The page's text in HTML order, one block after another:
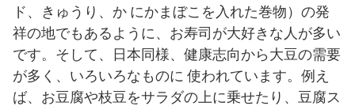
ド、きゅうり、か にかまぼこを入れた巻物）の発
祥の地でもあるように、お寿司が大好きな人が多い
です。そして、日本同様、健康志向から大豆の需要
が多く、いろいろなものに 使われています。例え
ば、お豆腐や枝豆をサラダの上に乗せたり、豆腐ス